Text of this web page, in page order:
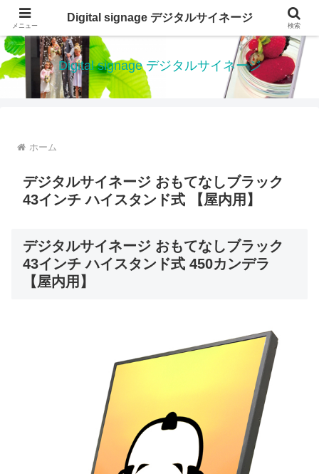
デジタルサイネージ 電子看板は、低価格で、設置が簡単なデジタルサイネージ
Digital signage デジタルサイネージ
ホーム
デジタルサイネージ おもてなしブラック
43インチ ハイスタンド式 【屋内用】
デジタルサイネージ おもてなしブラック
43インチ ハイスタンド式 450カンデラ
【屋内用】
メニュー
Digital signage デジタルサイネージ
検索